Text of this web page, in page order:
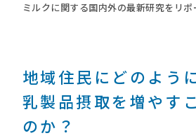
ミルクに関する国内外の最新研究をリポ
地域住民にどのよう
乳製品摂取を増やす
のか？